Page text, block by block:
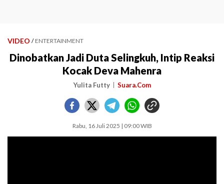
VIDEO / ENTERTAINMENT
Dinobatkan Jadi Duta Selingkuh, Intip Reaksi
Kocak Deva Mahenra
Yulita Futty Suara.Com
Rabu, 16 Juli 2025 | 09:00 WIB